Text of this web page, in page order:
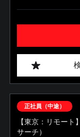
正社員（中途）
【東京：リモー
サーチ）